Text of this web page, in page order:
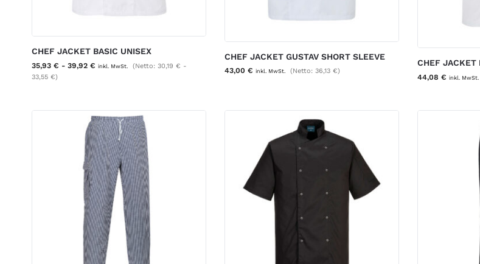
CHEF JACKET BASIC UNISEX
35,93 € - 39,92 € inkl. MwSt. (Netto: 30,19 € -
33,55 €)
CHEF JACKET GUSTAV SHORT SLEEVE
43,00€ inkl. MwSt. (Netto:36,13€)
CHEF JACKET
44,08€ inkl. MwSt.